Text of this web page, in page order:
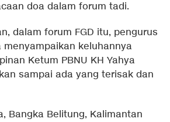
doa dalam forum tadi.
dalam forum FGD itu, pengurus
menyampaikan keluhannya
Ketum PBNU KH Yahya
sampai ada yang terisak dan
Bangka Belitung, Kalimantan